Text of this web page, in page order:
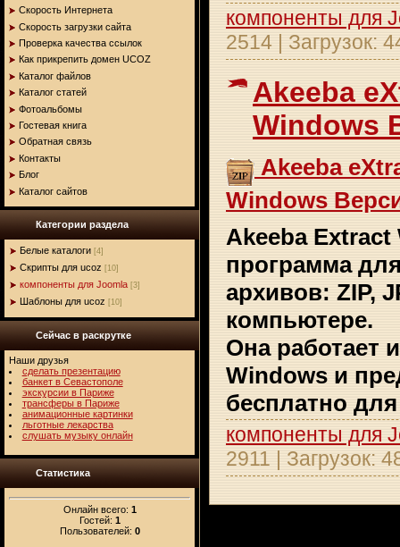
Скорость Интернета
Скорость загрузки сайта
Проверка качества ссылок
Как прикрепить домен UCOZ
Каталог файлов
Каталог статей
Фотоальбомы
Гостевая книга
Обратная связь
Контакты
Блог
Каталог сайтов
Категории раздела
Белые каталоги [4]
Скрипты для ucoz [10]
компоненты для Joomla [3]
Шаблоны для ucoz [10]
Сейчас в раскрутке
Наши друзья
сделать презентацию
банкет в Севастополе
экскурсии в Париже
трансферы в Париже
анимационные картинки
льготные лекарства
слушать музыку онлайн
Статистика
Онлайн всего: 1
Гостей: 1
Пользователей: 0
компоненты для
2514
Загрузок:
Akeeba
Windows
Akeeba
Windows
Akeeba Extract
программа
архивов: ZIP,
компьютере.
Она работает
Windows и
бесплатно
компоненты для
2911
Загрузок: